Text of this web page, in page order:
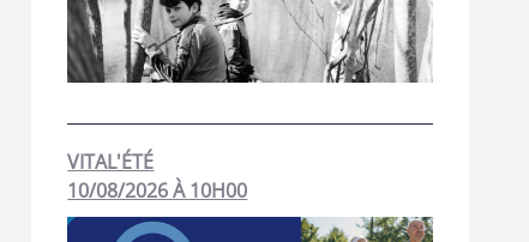
VITAL'ÉTÉ
10/08/2026 À 10H00